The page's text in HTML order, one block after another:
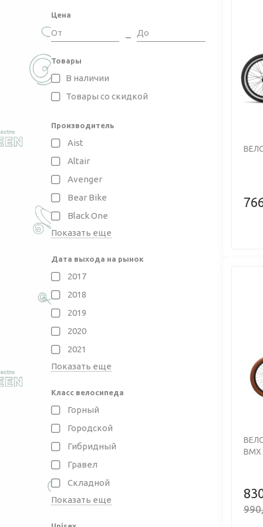
Чтобы
В
175 - 190
Выше
Цена
Товары
В наличии
Товары со скидкой
Производитель
Aist
Altair
Avenger
Bear Bike
Black One
Показать еще
Дата выхода на рынок
2017
2018
2019
2020
2021
Показать еще
Класс велосипеда
Горный
Городской
Гибридный
Гравел
Складной
Показать еще
BMX